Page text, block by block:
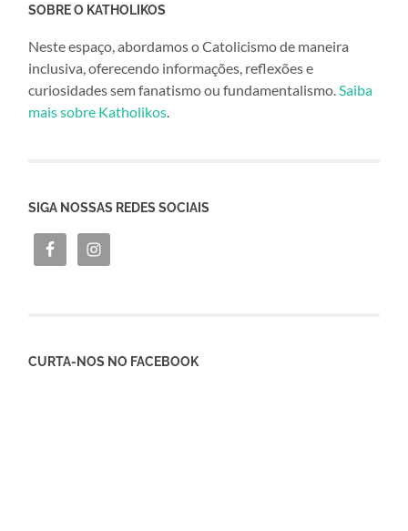
SOBRE O KATHOLIKOS
Neste espaço, abordamos o Catolicismo de maneira
inclusiva, oferecendo informações, reflexões e
curiosidades sem fanatismo ou fundamentalismo. Saiba
mais sobre Katholikos
SIGA NOSSAS REDES SOCIAIS
CURTA-NOS NO FACEBOOK